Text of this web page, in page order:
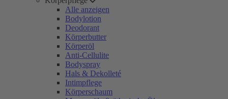
Alle anzeigen
Bodylotion
Deodorant
Körperbutter
Körperöl
Anti-Cellulite
Bodyspray
Hals & Dekolleté
Intimpflege
Körperschaum